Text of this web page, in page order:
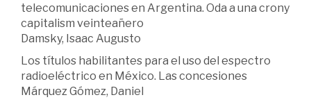
telecomunicaciones en Argentina. Oda a una crony
capitalism veinteañero
Damsky, Isaac Augusto
Los títulos habilitantes para el uso del espectro
radioeléctrico en México. Las concesiones
Márquez Gómez, Daniel